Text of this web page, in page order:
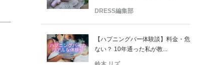
DRESS編集部
【ハプニングバー体験談】料金・危
ない？ 10年通った私が教...